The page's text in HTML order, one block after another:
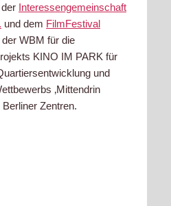
Interessengemeinschaft
und dem FilmFestival
WBM für die
KINO IM PARK für
und
‚Mittendrin
Berliner Zentren.